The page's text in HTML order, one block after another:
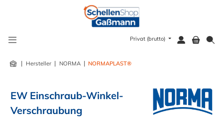
Privat (brutto)
| Hersteller | NORMA | NORMAPLAST®
EW Einschraub-Winkel-
Verschraubung